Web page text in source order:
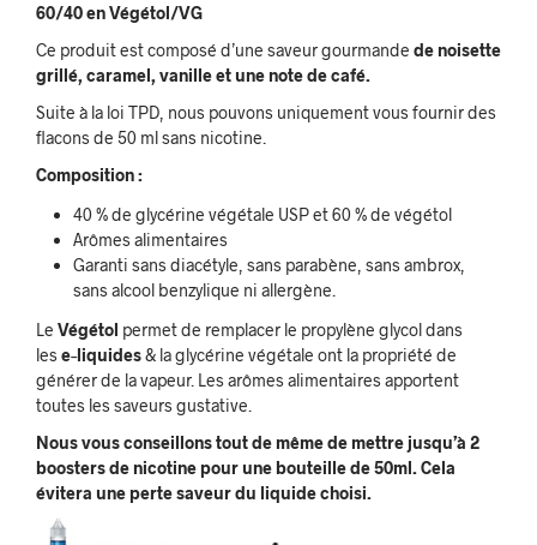
60/40 en Végétol/VG
Ce produit est composé d’une saveur gourmande de noisette
grillé, caramel, vanille et une note de café.
Suite à la loi TPD, nous pouvons uniquement vous fournir des
flacons de 50 ml sans nicotine.
Composition :
40 % de glycérine végétale USP et 60 % de végétol
Arômes alimentaires
Garanti sans diacétyle, sans parabène, sans ambrox,
sans alcool benzylique ni allergène.
Le Végétol permet de remplacer le propylène glycol dans
les e–liquides& la glycérine végétale ont la propriété de
générer de la vapeur. Les arômes alimentaires apportent
toutes les saveurs gustative.
Nous vous conseillons tout de même de mettre jusqu’à 2
boosters de nicotine pour une bouteille de 50ml. Cela
évitera une perte saveur du liquide choisi.